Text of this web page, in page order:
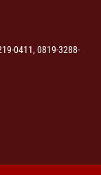
0411, 0819-3288-